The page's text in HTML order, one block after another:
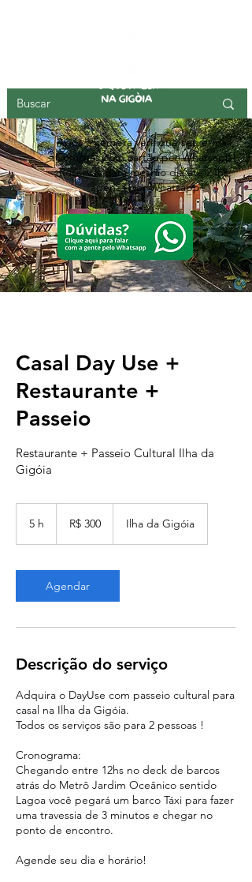
Casal Day Use +
Restaurante +
Passeio
Restaurante + Passeio Cultural Ilha da
Gigóia
5 h
brasileiros
R$ 300 Ilha da Gigóia
Agendar
Descrição do serviço
Adquira o DayUse com passeio cultural para
casal na Ilha da Gigóia.
Todos os serviços são para 2 pessoas !
Cronograma:
Chegando entre 12hs no deck de barcos
atrás do Metrô Jardim Oceânico sentido
Lagoa você pegará um barco Táxi para fazer
uma travessia de 3 minutos e chegar no
ponto de encontro.
Agende seu dia e horário!
Após a compra verifique seu e-mail,
Compras com cartão por Whatsapp!
Reservas para mesmo dia até 24hs,
apenas por Whatsapp!